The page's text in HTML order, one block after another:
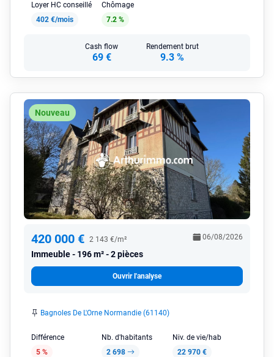
Loyer HC conseillé
402 €/mois
Chômage
7.2 %
Cash flow
69 €
Rendement brut
9.3 %
Nouveau
420 000 € 2 143 €/m²
Immeuble 196 m² - 2 pièces
06/08/2026
Ouvrir l'analyse
Bagnoles De L'Orne Normandie (61140)
Différence
5 %
Nb. d'habitants
2 698
Niv. de vie/hab
22 970 €